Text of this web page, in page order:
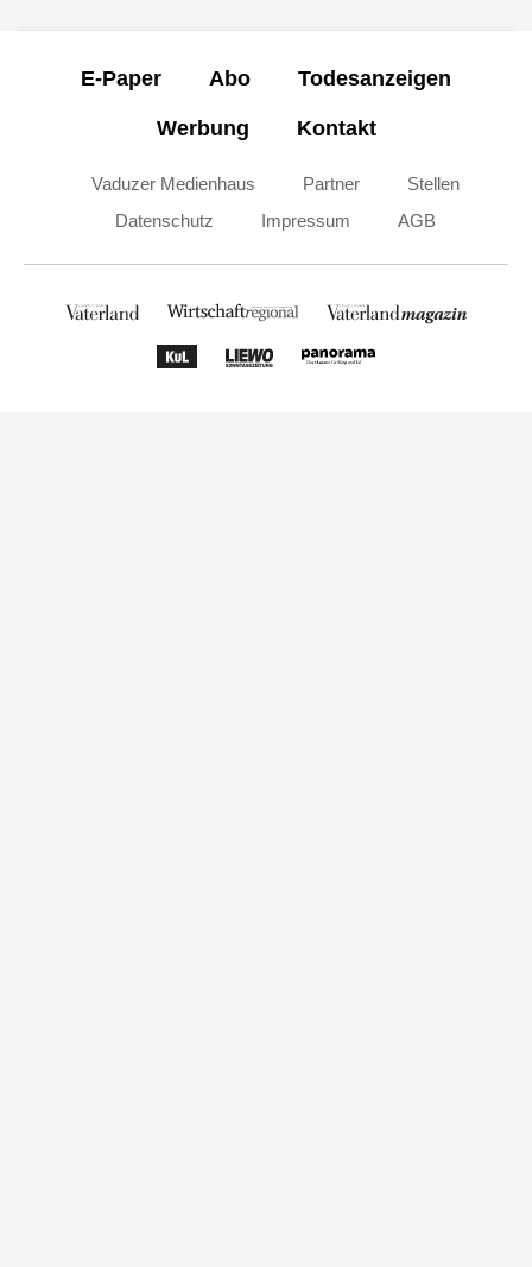
E-Paper Abo Todesanzeigen
Werbung Kontakt
Vaduzer Medienhaus Partner
Stellen
Datenschutz
Impressum AGB